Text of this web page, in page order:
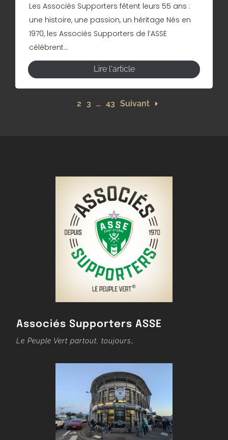
Les Associés Supporters fêtent leurs 55 ans :
une histoire, une passion, un héritage Nés en
1970, les Associés Supporters de l’ASSE
célèbrent...
Lire l'article
2 3 … 43 Suivant
Associés Supporters ASSE
Le Peuple Vert partout, toujours…